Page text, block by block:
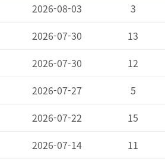
2026-08-03
3
2026-07-30
13
2026-07-30
12
2026-07-27
5
2026-07-22
15
2026-07-14
11